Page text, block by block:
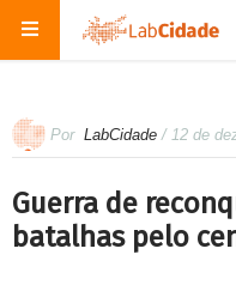
Por LabCidade / 12 de
Guerra de
batalhas pelo